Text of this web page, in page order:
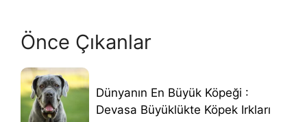
Önce Çıkanlar
Dünyanın En Büyük Köpeği :
Devasa Büyüklükte Köpek Irkları